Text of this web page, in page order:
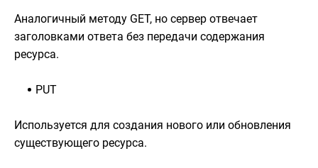
Аналогичный методу GET, но сервер отвечает
заголовками ответа без передачи содержания
ресурса.
PUT
Используется для создания нового или обновления
существующего ресурса.